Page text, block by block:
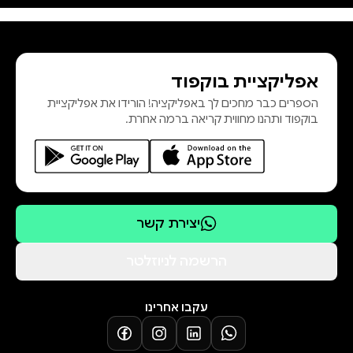
האלים. עוד סדרות מיתולוגיות של ריק
ריירדן: גיבורי האולימפוס, גורלו של
אפולו, משפחת קיין והאלים המצרים
ומגנס צ'ייס והאלים של אוסגרד. הצצה
לספר
אפליקציית בוקפוד
הספרים כבר מחכים לך באפליקציה! הורידו את אפליקציית
בוקפוד ותהנו מחווית קריאה ברמה אחרת.
יצירת קשר
עקבו אחרינו